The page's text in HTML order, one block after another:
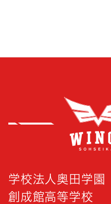
学校法人奥田学園
創成館高等学校